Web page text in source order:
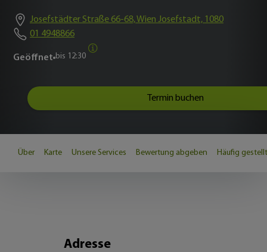
Josefstädter Straße 66-68, Wien Josefstadt, 1080
01 4948866
Geöffnet bis 12:30
Termin buchen
Über Karte Unsere Services Bewertung abgeben Häufig
Adresse